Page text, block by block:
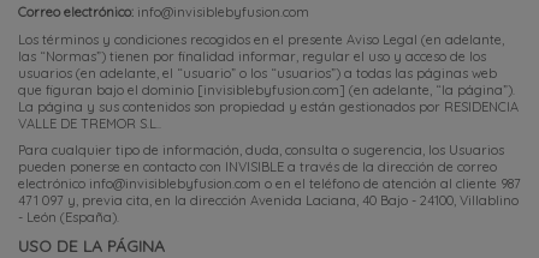
Correo electrónico: info@invisiblebyfusion.com
Los términos y condiciones recogidos en el presente Aviso Legal (en adelante,
las “Normas”) tienen por finalidad informar, regular el uso y acceso de los
usuarios (en adelante, el “usuario” o los “usuarios”) a todas las páginas web
que figuran bajo el dominio [invisiblebyfusion.com] (en adelante, “la página”).
La página y sus contenidos son propiedad y están gestionados por RESIDENCIA
VALLE DE TREMOR S.L..
Para cualquier tipo de información, duda, consulta o sugerencia, los Usuarios
pueden ponerse en contacto con INVISIBLE a través de la dirección de correo
electrónico info@invisiblebyfusion.com o en el teléfono de atención al cliente 987
471 097 y, previa cita, en la dirección Avenida Laciana, 40 Bajo - 24100, Villablino
- León (España).
USO DE LA PÁGINA